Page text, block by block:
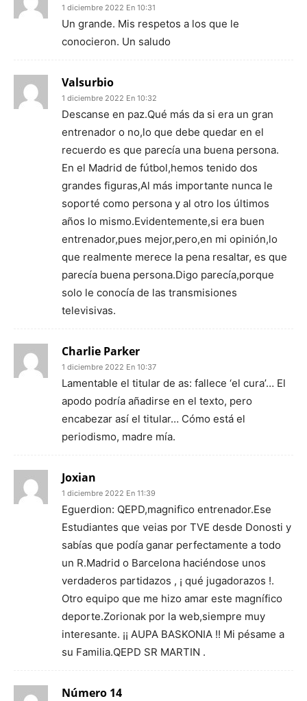
1 diciembre 2022 En 10:31
Un grande. Mis respetos a los que le
conocieron. Un saludo
Valsurbio
1 diciembre 2022 En 10:32
Descanse en paz.Qué más da si era un gran
entrenador o no,lo que debe quedar en el
recuerdo es que parecía una buena persona.
En el Madrid de fútbol,hemos tenido dos
grandes figuras,Al más importante nunca le
soporté como persona y al otro los últimos
años lo mismo.Evidentemente,si era buen
entrenador,pues mejor,pero,en mi opinión,lo
que realmente merece la pena resaltar, es que
parecía buena persona.Digo parecía,porque
solo le conocía de las transmisiones
televisivas.
Charlie Parker
1 diciembre 2022 En 10:37
Lamentable el titular de as: fallece ‘el cura’… El
apodo podría añadirse en el texto, pero
encabezar así el titular… Cómo está el
periodismo, madre mía.
Joxian
1 diciembre 2022 En 11:39
Eguerdion: QEPD,magnifico entrenador.Ese
Estudiantes que veias por TVE desde Donosti y
sabías que podía ganar perfectamente a todo
un R.Madrid o Barcelona haciéndose unos
verdaderos partidazos , ¡ qué jugadorazos !.
Otro equipo que me hizo amar este magnífico
deporte.Zorionak por la web,siempre muy
interesante. ¡¡ AUPA BASKONIA !! Mi pésame a
su Familia.QEPD SR MARTIN .
Número 14